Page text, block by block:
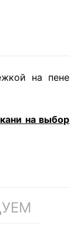
на пене
на выбор